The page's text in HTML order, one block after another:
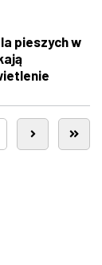
pieszych w